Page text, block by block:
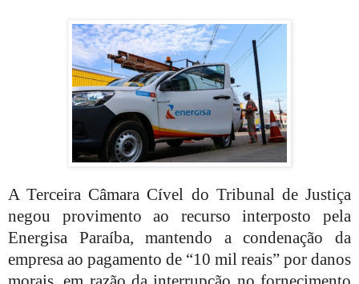
A Terceira Câmara Cível do Tribunal de Justiça
negou provimento ao recurso interposto pela
Energisa Paraíba, mantendo a condenação da
empresa ao pagamento de “10 mil reais” por danos